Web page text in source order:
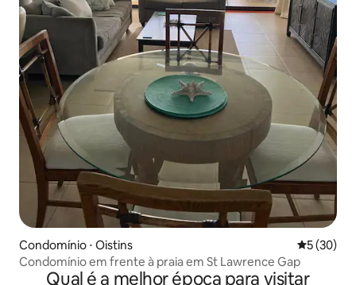
Condomínio ⋅ Oistins 5 de uma
5 (30)
Condomínio em frente à praia em St Lawrence Gap
Qual é a melhor época para visitar